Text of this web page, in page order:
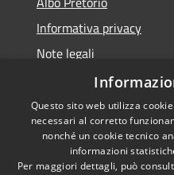
Informativa privacy
Note legali
Dichiarazione di
RSS
Questo sito web utilizza
necessari al corretto
nonché un cookie tecnico
informazioni
Per maggiori dettagli, può